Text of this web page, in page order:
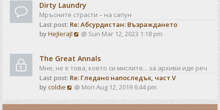
t
p
o
s
e
l
a
t
t
p
o
s
t
Dirty Laundry
Мръсните страсти – на сапун
Last post: Re: Абсурдистан: Възраждането
byHeJIeraJI
V
w
t
h
e
@ Sun Mar 12, 2023 1:18 pm
The Great Annals
Мне, не е това, което си мислите... за архиви иде реч
Last post: Re: Гледано напоследък, част V
bycoldie
V
e
@ Mon Aug 12, 2019 6:44 pm